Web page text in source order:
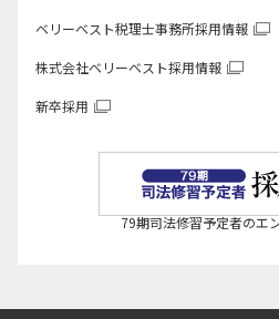
ベリーベスト税理士事務所採用情報
株式会社ベリーベスト採用情報
新卒採用
79期司法修習予定者のエ